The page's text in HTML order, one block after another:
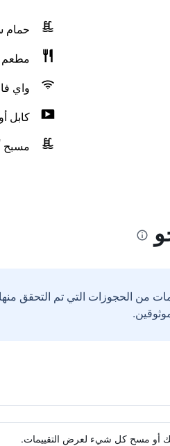
حمام
مطعم
واي
كابل
مسبح
من الحجوزات التي تم التحقق
أو مسح كل شيء لعرض التقييمات.